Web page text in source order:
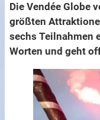
Die Vendée Globe
größten
sechs Teilnahmen
Worten und geht